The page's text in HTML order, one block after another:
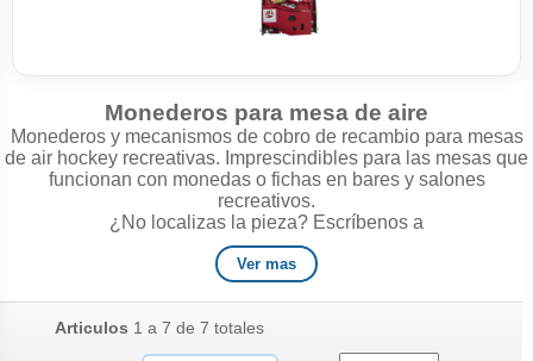
Monederos para mesa de aire
Monederos y mecanismos de cobro de recambio para mesas
de air hockey recreativas. Imprescindibles para las mesas que
funcionan con monedas o fichas en bares y salones
recreativos.
¿No localizas la pieza? Escríbenos a
manuelgil@manuelgil.como WhatsApp
ayudamos a identificarla.
Ver mas
Articulos 1 a 7 de 7 totales